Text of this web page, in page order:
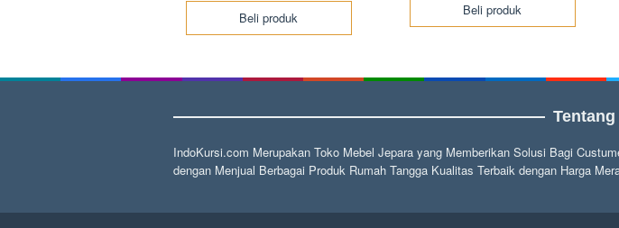
Beli produk Beli produk
IndoKursi.com Merupakan Toko Mebel Jepara yang Memberikan Solusi Bagi
dengan Menjual Berbagai Produk Rumah Tangga Kualitas Terbaik dengan Harga